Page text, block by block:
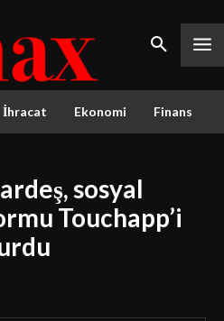
İhracat Ekonomi Finans
sosyal
Touchapp’i